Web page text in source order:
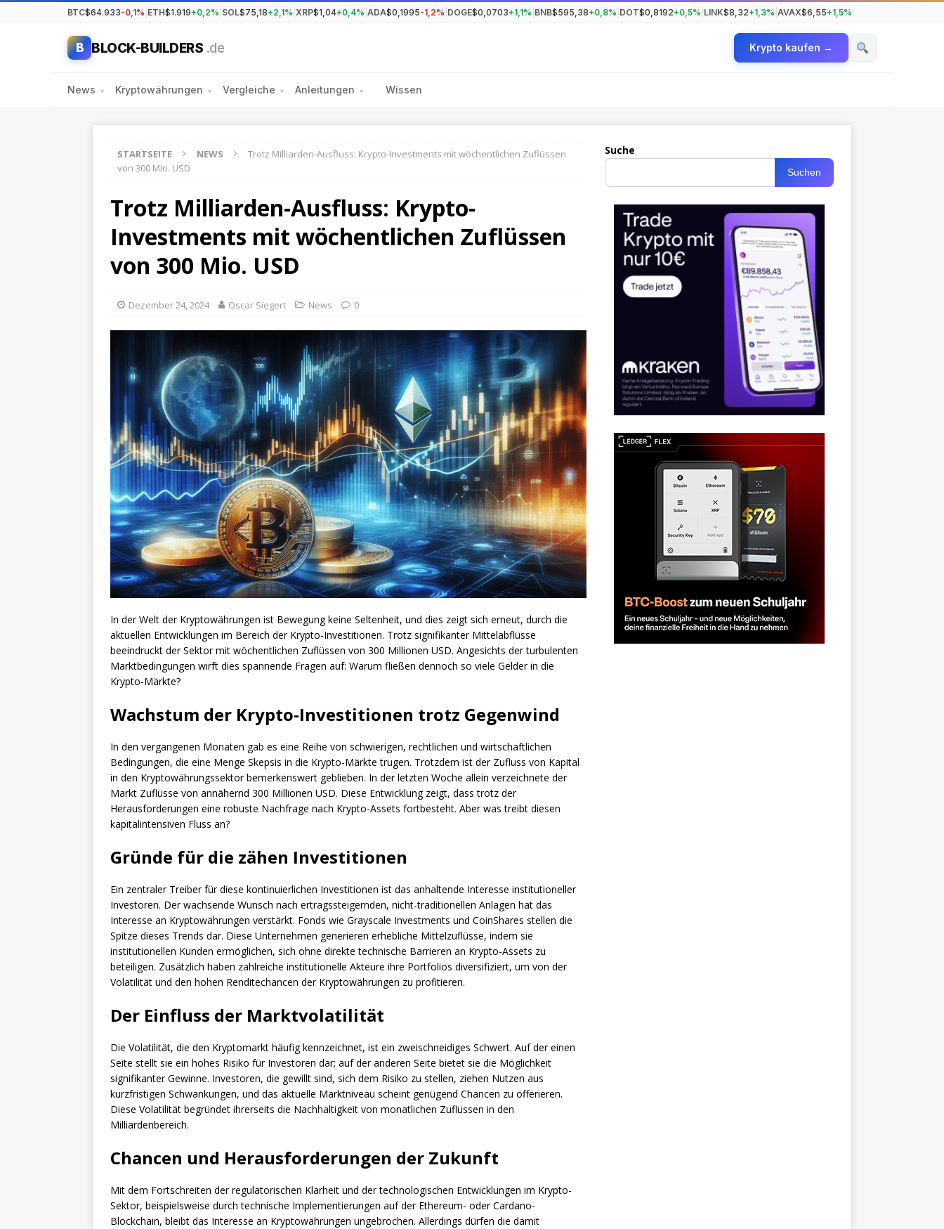
BTC$64.933-0,1% ETH$1.919+0,2% SOL$75,18+2,1% XRP$1,04+0,4% ADA$0,1995-1,2% DOGE$0,0703+1,1% BNB$595,38+0,8% DOT$0,8192+0,5% LINK$8,32+1,3% AVAX$6,55+1,5%
B BLOCK-BUILDERS .de Krypto kaufen →
News ▾ Kryptowährungen ▾ Vergleiche ▾ Anleitungen ▾ Wissen
STARTSEITE NEWS
Trotz Milliarden-Ausfluss: Krypto-Investments mit wöchentlichen Zuflüssen
von 300 Mio. USD
Trotz Milliarden-Ausfluss: Krypto-
Investments mit wöchentlichen Zuflüssen
von 300 Mio. USD
Dezember 24, 2024 Oscar Siegert News 0
In der Welt der Kryptowährungen ist Bewegung keine Seltenheit, und dies zeigt sich erneut, durch die
aktuellen Entwicklungen im Bereich der Krypto-Investitionen. Trotz signifikanter Mittelabflüsse
beeindruckt der Sektor mit wöchentlichen Zuflüssen von 300 Millionen USD. Angesichts der turbulenten
Marktbedingungen wirft dies spannende Fragen auf: Warum fließen dennoch so viele Gelder in die
Krypto-Märkte?
Wachstum der Krypto-Investitionen trotz Gegenwind
In den vergangenen Monaten gab es eine Reihe von schwierigen, rechtlichen und wirtschaftlichen
Bedingungen, die eine Menge Skepsis in die Krypto-Märkte trugen. Trotzdem ist der Zufluss von Kapital
in den Kryptowährungssektor bemerkenswert geblieben. In der letzten Woche allein verzeichnete der
Markt Zuflüsse von annähernd 300 Millionen USD. Diese Entwicklung zeigt, dass trotz der
Herausforderungen eine robuste Nachfrage nach Krypto-Assets fortbesteht. Aber was treibt diesen
kapitalintensiven Fluss an?
Gründe für die zähen Investitionen
Ein zentraler Treiber für diese kontinuierlichen Investitionen ist das anhaltende Interesse institutioneller
Investoren. Der wachsende Wunsch nach ertragssteigernden, nicht-traditionellen Anlagen hat das
Interesse an Kryptowährungen verstärkt. Fonds wie Grayscale Investments und CoinShares stellen die
Spitze dieses Trends dar. Diese Unternehmen generieren erhebliche Mittelzuflüsse, indem sie
institutionellen Kunden ermöglichen, sich ohne direkte technische Barrieren an Krypto-Assets zu
beteiligen. Zusätzlich haben zahlreiche institutionelle Akteure ihre Portfolios diversifiziert, um von der
Volatilität und den hohen Renditechancen der Kryptowährungen zu profitieren.
Der Einfluss der Marktvolatilität
Die Volatilität, die den Kryptomarkt häufig kennzeichnet, ist ein zweischneidiges Schwert. Auf der einen
Seite stellt sie ein hohes Risiko für Investoren dar; auf der anderen Seite bietet sie die Möglichkeit
signifikanter Gewinne. Investoren, die gewillt sind, sich dem Risiko zu stellen, ziehen Nutzen aus
kurzfristigen Schwankungen, und das aktuelle Marktniveau scheint genügend Chancen zu offerieren.
Diese Volatilität begründet ihrerseits die Nachhaltigkeit von monatlichen Zuflüssen in den
Milliardenbereich.
Chancen und Herausforderungen der Zukunft
Mit dem Fortschreiten der regulatorischen Klarheit und der technologischen Entwicklungen im Krypto-
Sektor, beispielsweise durch technische Implementierungen auf der Ethereum- oder Cardano-
Blockchain, bleibt das Interesse an Kryptowährungen ungebrochen. Allerdings dürfen die damit
Suche
Suchen